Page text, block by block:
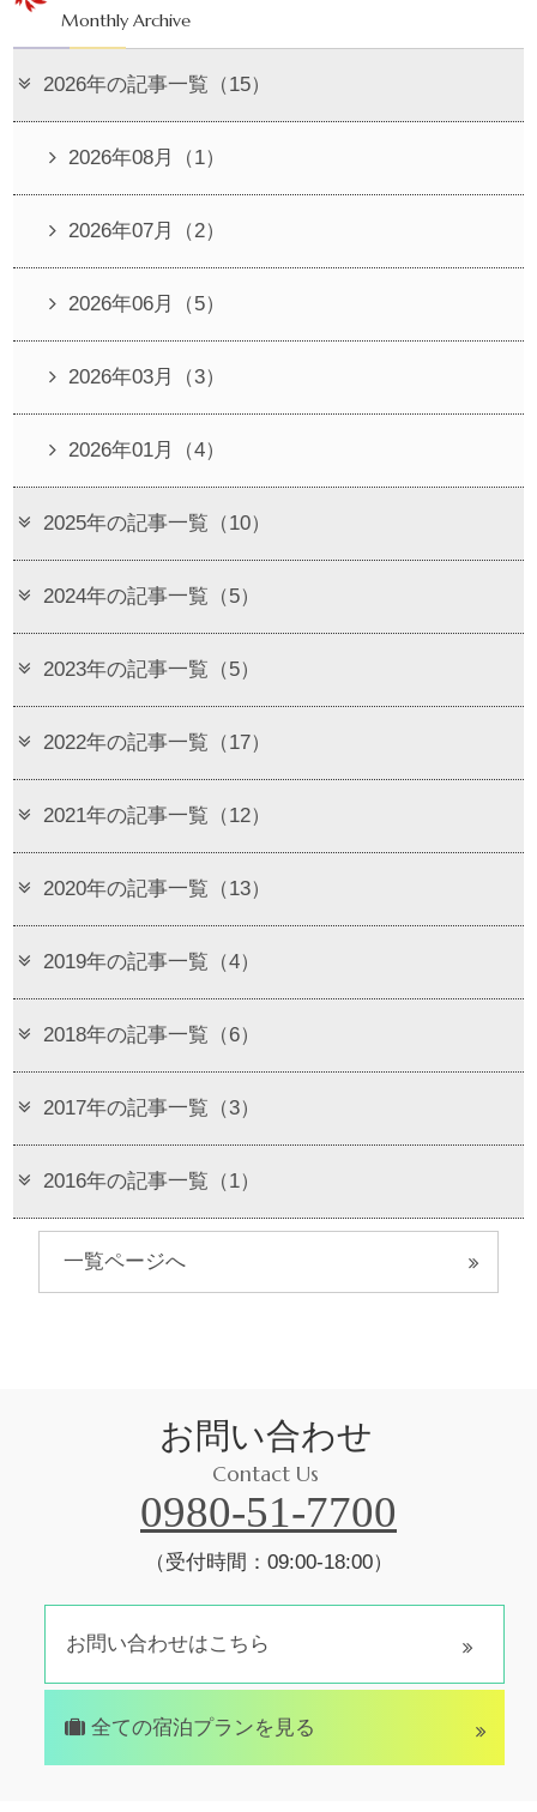
Monthly Archive
2026年の記事一覧（15）
2026年08月（1）
2026年07月（2）
2026年06月（5）
2026年03月（3）
2026年01月（4）
2025年の記事一覧（10）
2024年の記事一覧（5）
2023年の記事一覧（5）
2022年の記事一覧（17）
2021年の記事一覧（12）
2020年の記事一覧（13）
2019年の記事一覧（4）
2018年の記事一覧（6）
2017年の記事一覧（3）
2016年の記事一覧（1）
一覧ページへ
お問い合わせ
Contact Us
0980-51-7700
（受付時間：09:00-18:00）
お問い合わせはこちら
全ての宿泊プランを見る